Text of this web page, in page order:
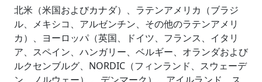
北米（米国およびカナダ）、ラテンアメリカ（ブラジ
ル、メキシコ、アルゼンチン、その他のラテンアメリ
カ）、ヨーロッパ（英国、ドイツ、フランス、イタリ
ア、スペイン、ハンガリー、ベルギー、オランダおよび
ルクセンブルグ、NORDIC（フィンランド、スウェーデ
ン、ノルウェー） 、デンマーク）、アイルランド、ス